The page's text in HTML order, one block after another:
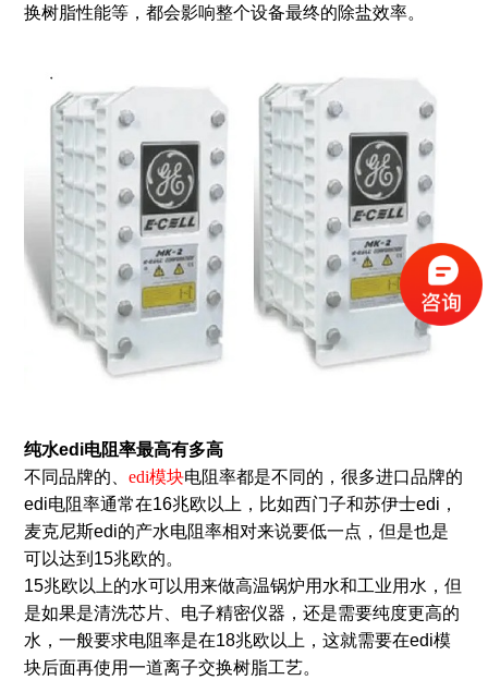
换树脂性能等，都会影响整个设备最终的除盐效率。
纯水edi电阻率最高有多高
不同品牌的、 edi模块电阻率都是不同的，很多进口品牌的
edi电阻率通常在16兆欧以上，比如西门子和苏伊士edi，
麦克尼斯edi的产水电阻率相对来说要低一点，但是也是
可以达到15兆欧的。
15兆欧以上的水可以用来做高温锅炉用水和工业用水，但
是如果是清洗芯片、电子精密仪器，还是需要纯度更高的
水，一般要求电阻率是在18兆欧以上，这就需要在edi模
块后面再使用一道离子交换树脂工艺。